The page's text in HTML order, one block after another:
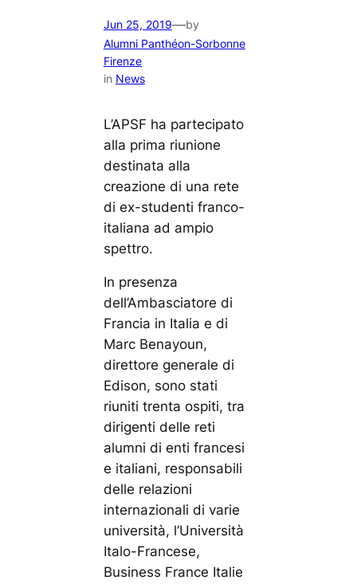
Jun 25, 2019—by
Alumni Panthéon-Sorbonne
Firenze
in News
L’APSF ha partecipato
alla prima riunione
destinata alla
creazione di una rete
di ex-studenti franco-
italiana ad ampio
spettro.
In presenza
dell’Ambasciatore di
Francia in Italia e di
Marc Benayoun,
direttore generale di
Edison, sono stati
riuniti trenta ospiti, tra
dirigenti delle reti
alumni di enti francesi
e italiani, responsabili
delle relazioni
internazionali di varie
università, l’Università
Italo-Francese,
Business France Italie